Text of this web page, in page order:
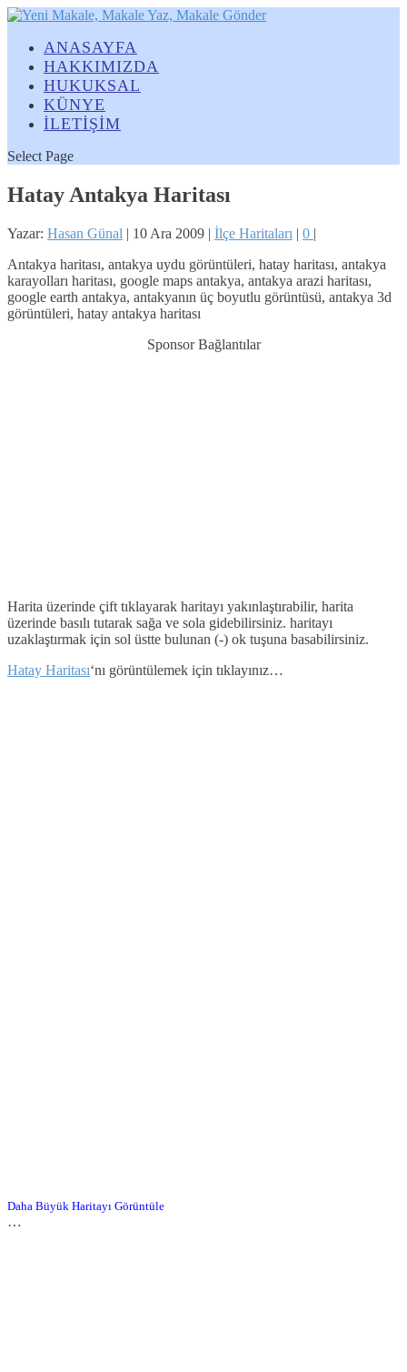
ANASAYFA
HAKKIMIZDA
HUKUKSAL
KÜNYE
İLETİŞİM
Select Page
Hatay Antakya Haritası
Yazar: Hasan Günal | 10 Ara 2009 | İlçe Haritaları | 0 |
Antakya haritası, antakya uydu görüntüleri, hatay haritası, antakya
karayolları haritası, google maps antakya, antakya arazi haritası,
google earth antakya, antakyanın üç boyutlu görüntüsü, antakya 3d
görüntüleri, hatay antakya haritası
Sponsor Bağlantılar
Harita üzerinde çift tıklayarak haritayı yakınlaştırabilir, harita
üzerinde basılı tutarak sağa ve sola gidebilirsiniz. haritayı
uzaklaştırmak için sol üstte bulunan (-) ok tuşuna basabilirsiniz.
Hatay Haritası‘nı görüntülemek için tıklayınız…
Daha Büyük Haritayı Görüntüle
…